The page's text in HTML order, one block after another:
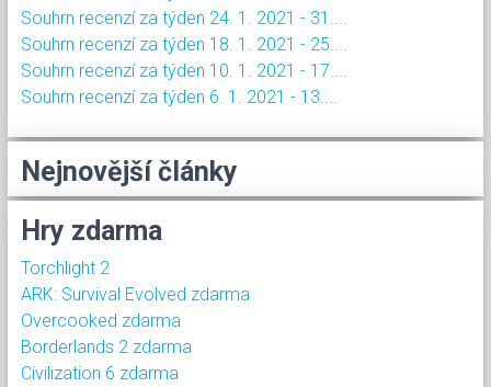
Souhrn recenzí za týden 24. 1. 2021 - 31....
Souhrn recenzí za týden 18. 1. 2021 - 25....
Souhrn recenzí za týden 10. 1. 2021 - 17....
Souhrn recenzí za týden 6. 1. 2021 - 13....
Nejnovější články
Hry zdarma
Torchlight 2
ARK: Survival Evolved zdarma
Overcooked zdarma
Borderlands 2 zdarma
Civilization 6 zdarma